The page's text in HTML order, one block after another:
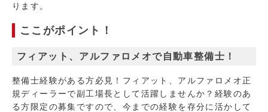
ります。
ここがポイント！
フィアット、アルファロメオで自動車整備士！
整備士経験がある方必見！フィアット、アルファロメオ正
規ディーラーで副工場長として活躍しませんか？経験のあ
る方限定の募集ですので、今までの経験を存分に活かして